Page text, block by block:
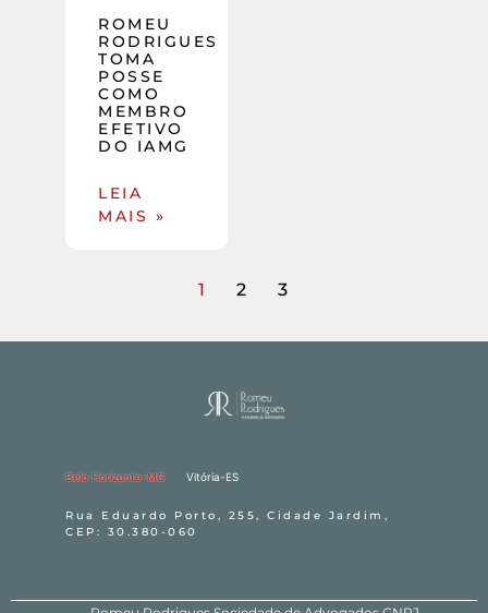
ROMEU
RODRIGUES
TOMA
POSSE
COMO
MEMBRO
EFETIVO
DO IAMG
LEIA
MAIS »
1 2 3
Belo Horizonte-MG Vitória-ES
Rua Eduardo Porto, 255, Cidade Jardim,
CEP: 30.380-060